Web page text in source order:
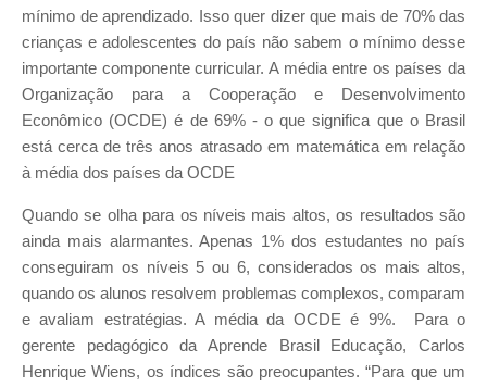
mínimo de aprendizado. Isso quer dizer que mais de 70% das
crianças e adolescentes do país não sabem o mínimo desse
importante componente curricular. A média entre os países da
Organização para a Cooperação e Desenvolvimento
Econômico (OCDE) é de 69% - o que significa que o Brasil
está cerca de três anos atrasado em matemática em relação
à média dos países da OCDE
Quando se olha para os níveis mais altos, os resultados são
ainda mais alarmantes. Apenas 1% dos estudantes no país
conseguiram os níveis 5 ou 6, considerados os mais altos,
quando os alunos resolvem problemas complexos, comparam
e avaliam estratégias. A média da OCDE é 9%. Para o
gerente pedagógico da Aprende Brasil Educação, Carlos
Henrique Wiens, os índices são preocupantes. “Para que um